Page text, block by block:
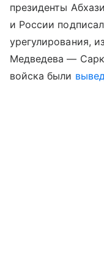
президенты
и России
урегулирования,
Медведева —
войска были